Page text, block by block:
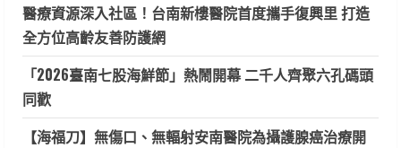
醫療資源深入社區！台南新樓醫院首度攜手復興里 打造
全方位高齡友善防護網
「2026臺南七股海鮮節」熱鬧開幕 二千人齊聚六孔碼頭
同歡
【海福刀】無傷口、無輻射安南醫院為攝護腺癌治療開